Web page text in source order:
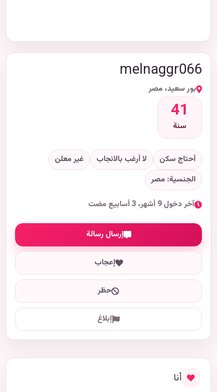
melnaggr066
بور سعيد، مصر
41
سنة
أحتاج سكن لا أرغب بالانجاب
غير معلن
الجنسية: مصر
آخر دخول 9 أشهر، 3 أسابيع مضت
إرسال رسالة
إعجاب
حظر
إبلاغ
أنا